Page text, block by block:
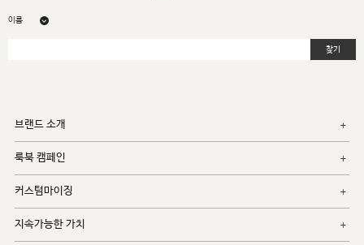
찾기
브랜드 소개
룩북 캠페인
커스텀마이징
지속가능한 가치